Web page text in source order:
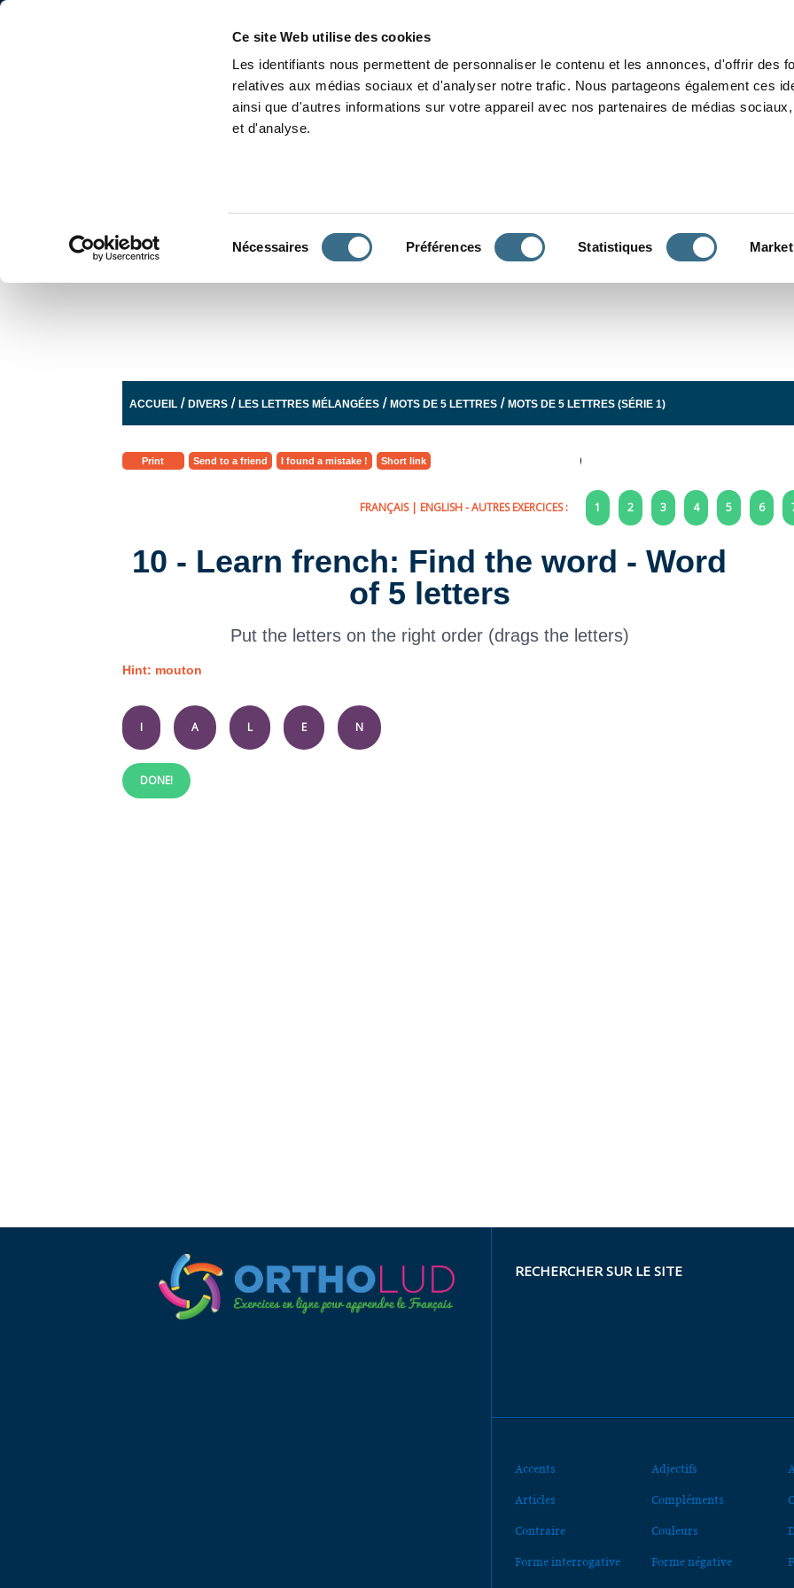
Ce site Web utilise des cookies
Les identifiants nous permettent de personnaliser le contenu et les annonces, d'offrir des
relatives aux médias sociaux et d'analyser notre trafic. Nous partageons également ces
ainsi que d'autres informations sur votre appareil avec nos partenaires de médias
et d'analyse.
Nécessaires Préférences Statistiques
ACCUEIL /DIVERS /LES LETTRES MÉLANGÉES /MOTS DE 5 LETTRES /MOTS DE 5 LETTRES (SÉRIE 1)
Print Send to a friend I found a mistake ! Short link
FRANÇAIS| ENGLISH- AUTRES EXERCICES : 1 2 3 4 5 6
10 - Learn french: Find the word - Word
of 5 letters
Put the letters on the right order (drags the letters)
Hint: mouton
I A L E N
DONE!
RECHERCHER SUR LE SITE
Accents Adjectifs
Articles Compléments
Contraire Couleurs
Forme interrogative Forme négative